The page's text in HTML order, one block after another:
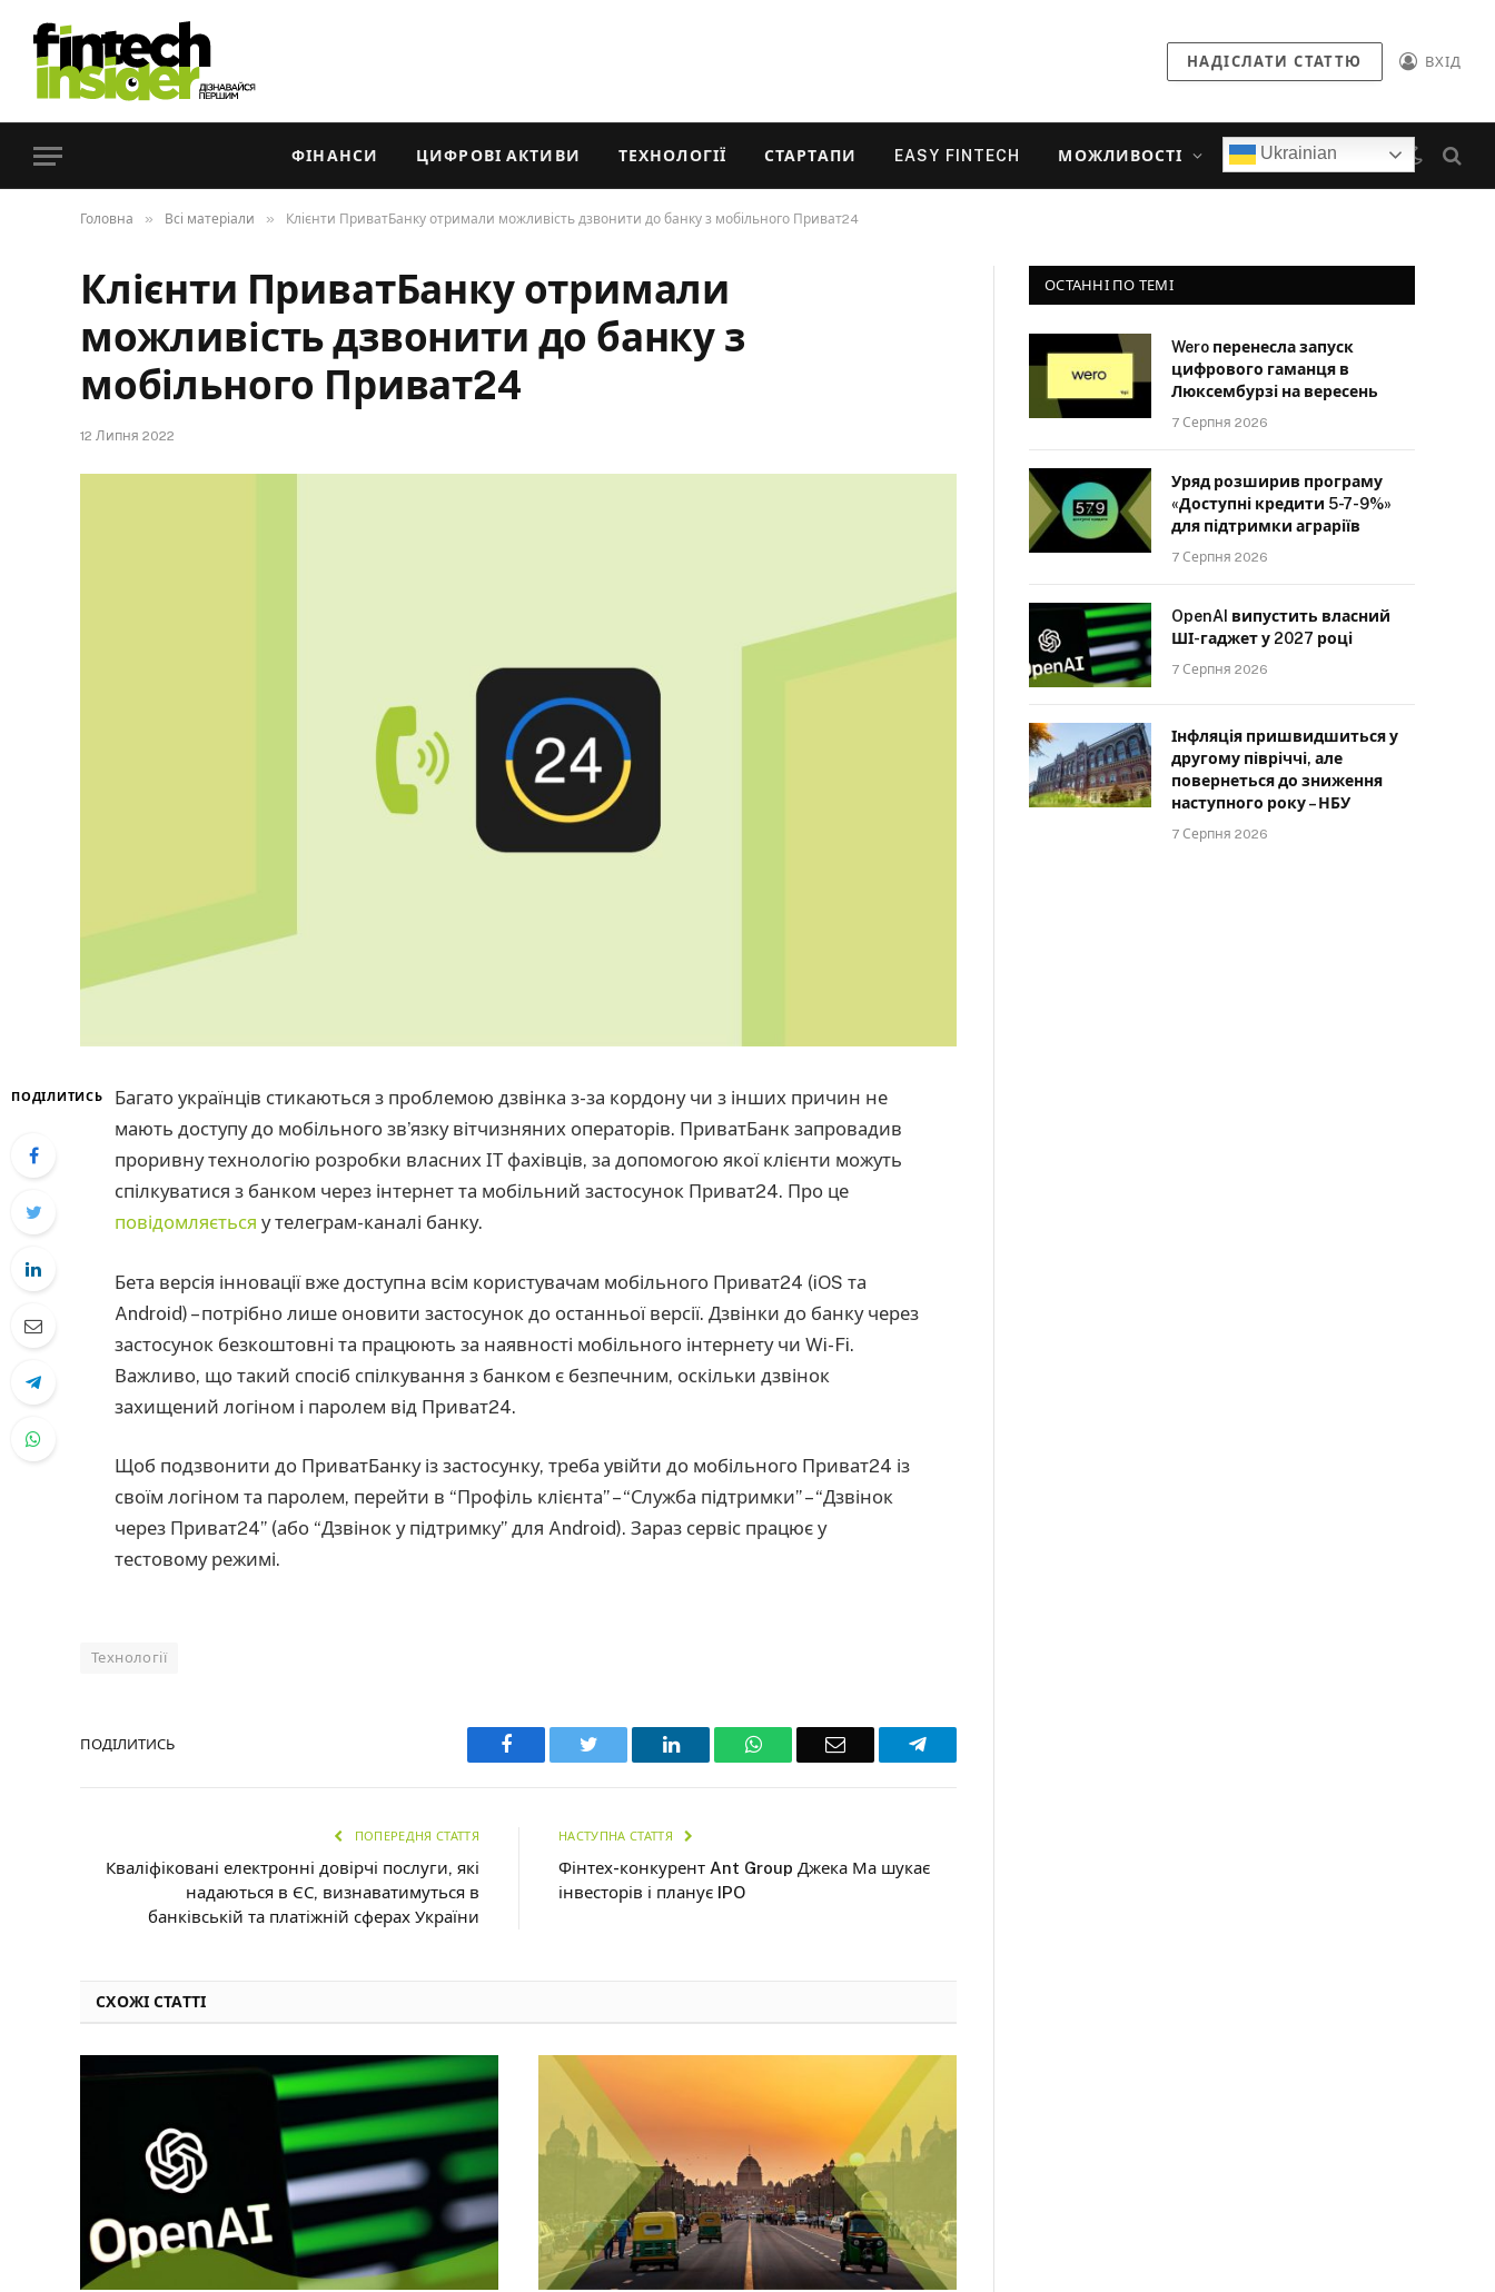
НАДІСЛАТИ СТАТТЮ ВХІД
ФІНАНСИ ЦИФРОВІ АКТИВИ ТЕХНОЛОГІЇ СТАРТАПИ EASY FINTECH МОЖЛИВОСТІ Ukrainian
Головна » Всі матеріали » Клієнти ПриватБанку отримали можливість дзвонити до банку з мобільного Приват24
Клієнти ПриватБанку отримали
можливість дзвонити до банку з
мобільного Приват24
12 Липня 2022
ПОДІЛИТИСЬ
Багато українців стикаються з проблемою дзвінка з-за кордону чи з інших причин не
мають доступу до мобільного звʼязку вітчизняних операторів. ПриватБанк запровадив
проривну технологію розробки власних ІТ фахівців, за допомогою якої клієнти можуть
спілкуватися з банком через інтернет та мобільний застосунок Приват24. Про це
повідомляється у телеграм-каналі банку.
Бета версія інновації вже доступна всім користувачам мобільного Приват24 (iOS та
Android) – потрібно лише оновити застосунок до останньої версії. Дзвінки до банку через
застосунок безкоштовні та працюють за наявності мобільного інтернету чи Wi-Fi.
Важливо, що такий спосіб спілкування з банком є безпечним, оскільки дзвінок
захищений логіном і паролем від Приват24.
Щоб подзвонити до ПриватБанку із застосунку, треба увійти до мобільного Приват24 із
своїм логіном та паролем, перейти в “Профіль клієнта” – “Служба підтримки” – “Дзвінок
через Приват24” (або “Дзвінок у підтримку” для Android). Зараз сервіс працює у
тестовому режимі.
Технології
ПОДІЛИТИСЬ Facebook Twitter LinkedIn WhatsAppEmail Telegram
ПОПЕРЕДНЯ СТАТТЯ
Кваліфіковані електронні довірчі послуги, які
надаються в ЄС, визнаватимуться в
банківській та платіжній сферах України
НАСТУПНА СТАТТЯ
Фінтех-конкурент Ant Group Джека Ма шукає
інвесторів і планує IPO
СХОЖІ СТАТТІ
ОСТАННІ ПО ТЕМІ
Wero перенесла запуск
цифрового гаманця в
Люксембурзі на вересень
7 Серпня 2026
Уряд розширив програму
«Доступні кредити 5-7-9%»
для підтримки аграріїв
7 Серпня 2026
OpenAI випустить власний
ШІ-гаджет у 2027 році
7 Серпня 2026
Інфляція пришвидшиться у
другому півріччі, але
повернеться до зниження
наступного року – НБУ
7 Серпня 2026